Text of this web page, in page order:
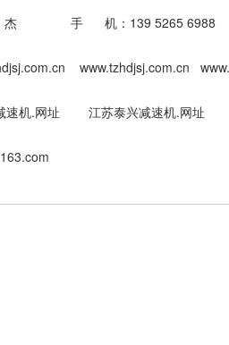
杰 手 机：139 5265 6988
www.tzhdjsj.com.cn
速机.网址 江苏泰兴减速机.网址